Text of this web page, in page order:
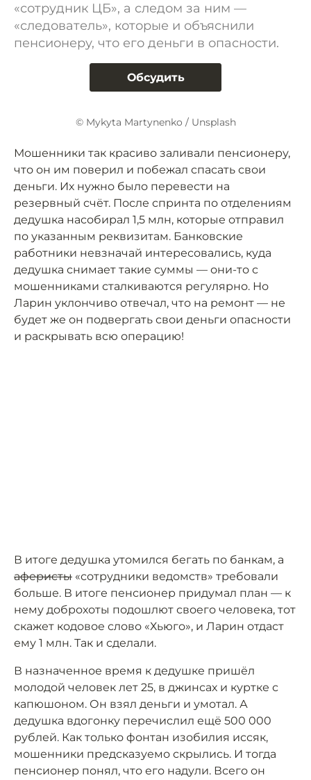
«сотрудник ЦБ», а следом за ним —
«следователь», которые и объяснили
пенсионеру, что его деньги в опасности.
Обсудить
© Mykyta Martynenko / Unsplash
Мошенники так красиво заливали пенсионеру,
что он им поверил и побежал спасать свои
деньги. Их нужно было перевести на
резервный счёт. После спринта по отделениям
дедушка насобирал 1,5 млн, которые отправил
по указанным реквизитам. Банковские
работники невзначай интересовались, куда
дедушка снимает такие суммы — они-то с
мошенниками сталкиваются регулярно. Но
Ларин уклончиво отвечал, что на ремонт — не
будет же он подвергать свои деньги опасности
и раскрывать всю операцию!
В итоге дедушка утомился бегать по банкам, а
аферисты «сотрудники ведомств» требовали
больше. В итоге пенсионер придумал план — к
нему доброхоты подошлют своего человека, тот
скажет кодовое слово «Хьюго», и Ларин отдаст
ему 1 млн. Так и сделали.
В назначенное время к дедушке пришёл
молодой человек лет 25, в джинсах и куртке с
капюшоном. Он взял деньги и умотал. А
дедушка вдогонку перечислил ещё 500 000
рублей. Как только фонтан изобилия иссяк,
мошенники предсказуемо скрылись. И тогда
пенсионер понял, что его надули. Всего он